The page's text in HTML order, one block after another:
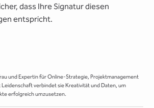
dass Ihre Signatur diesen
entspricht.
und Expertin für Online-Strategie, Projektmanagement
Leidenschaft verbindet sie Kreativität und Daten, um
erfolgreich umzusetzen.